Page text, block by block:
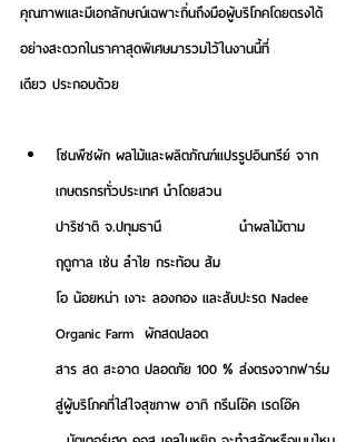
คุณภาพและมีเอกลักษณ์เฉพาะถิ่นถึงมือผู้บริโภคโดยตรงได้
อย่างสะดวกในราคาสุดพิเศษมารวมไว้ในงานนี้ที่
เดียว ประกอบด้วย
โซนพืชผัก ผลไม้และผลิตภัณฑ์แปรรูปอินทรีย์ จาก
เกษตรกรทั่วประเทศ นำโดยสวน
ปาริชาติ จ.ปทุมธานี นำผลไม้ตาม
ฤดูกาล เช่น ลำไย กระท้อน ส้ม
โอ น้อยหน่า เงาะ ลองกอง และสับปะรด Nadee
Organic Farm ผักสดปลอด
สาร สด สะอาด ปลอดภัย 100 % ส่งตรงจากฟาร์ม
สู่ผู้บริโภคที่ใส่ใจสุขภาพ อาทิ กรีนโอ๊ค เรดโอ๊ค